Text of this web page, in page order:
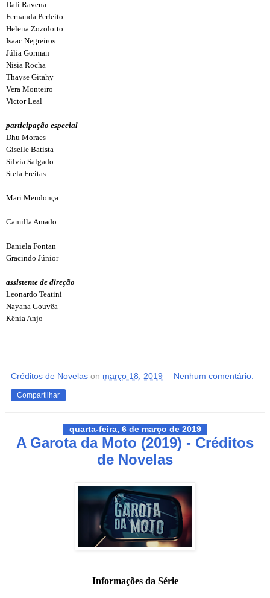
Dali Ravena
Fernanda Perfeito
Helena Zozolotto
Isaac Negreiros
Júlia Gorman
Nisia Rocha
Thayse Gitahy
Vera Monteiro
Victor Leal
participação especial
Dhu Moraes
Giselle Batista
Sílvia Salgado
Stela Freitas
Mari Mendonça
Camilla Amado
Daniela Fontan
Gracindo Júnior
assistente de direção
Leonardo Teatini
Nayana Gouvêa
Kênia Anjo
Créditos de Novelas on março 18, 2019 Nenhum comentário:
Compartilhar
quarta-feira, 6 de março de 2019
A Garota da Moto (2019) - Créditos
de Novelas
Informações da Série